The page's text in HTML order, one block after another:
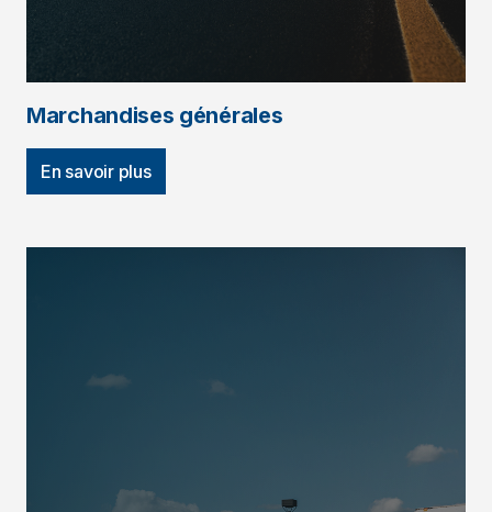
Marchandises générales
En savoir plus